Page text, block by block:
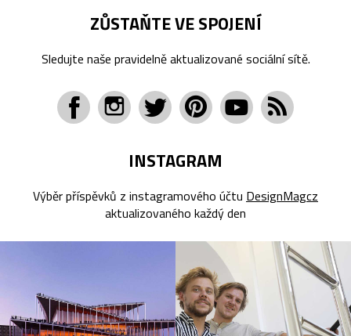
ZŮSTAŇTE VE SPOJENÍ
Sledujte naše pravidelně aktualizované sociální sítě.
INSTAGRAM
Výběr příspěvků z instagramového účtu DesignMagcz
aktualizovaného každý den